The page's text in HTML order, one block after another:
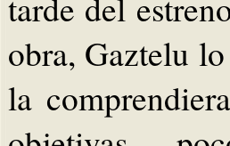
tarde del
obra, Gaztelu
la